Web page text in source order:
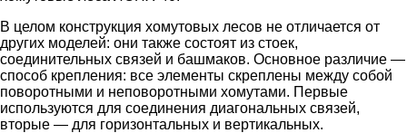
В целом конструкция хомутовых лесов не отличается от
других моделей: они также состоят из стоек,
соединительных связей и башмаков. Основное различие —
способ крепления: все элементы скреплены между собой
поворотными и неповоротными хомутами. Первые
используются для соединения диагональных связей,
вторые — для горизонтальных и вертикальных.